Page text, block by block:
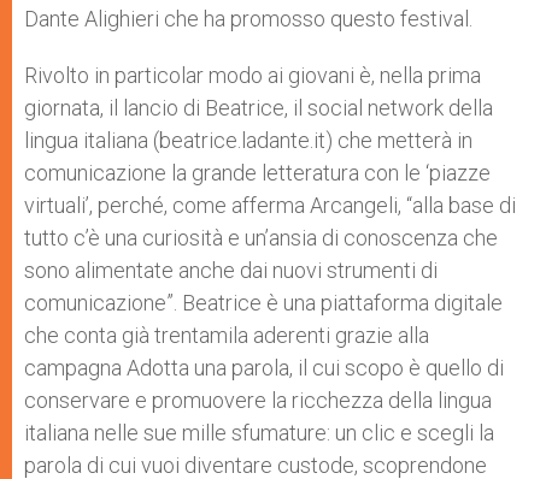
Dante Alighieri che ha promosso questo festival.
Rivolto in particolar modo ai giovani è, nella prima
giornata, il lancio di Beatrice, il social network della
lingua italiana (beatrice.ladante.it) che metterà in
comunicazione la grande letteratura con le ‘piazze
virtuali’, perché, come afferma Arcangeli, “alla base di
tutto c’è una curiosità e un’ansia di conoscenza che
sono alimentate anche dai nuovi strumenti di
comunicazione”. Beatrice è una piattaforma digitale
che conta già trentamila aderenti grazie alla
campagna Adotta una parola, il cui scopo è quello di
conservare e promuovere la ricchezza della lingua
italiana nelle sue mille sfumature: un clic e scegli la
parola di cui vuoi diventare custode, scoprendone